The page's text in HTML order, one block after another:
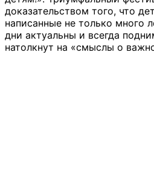
доказательством того, что
написанные не только много
дни актуальны и всегда
натолкнут на «смыслы о